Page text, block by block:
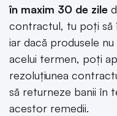
în maxim 30 de zile
contractul, tu poți să
iar dacă produsele
acelui termen, poți
rezoluțiunea
să returneze banii în
acestor remedii.